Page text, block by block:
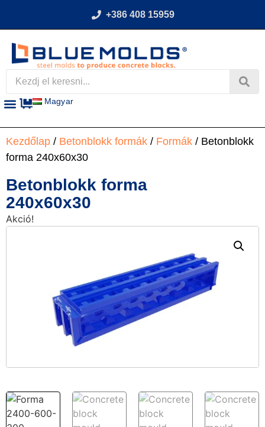
+386 408 15959
Magyar
Kezdőlap / Betonblokk formák / Formák / Betonblokk
forma 240x60x30
Betonblokk forma
240x60x30
Akció!